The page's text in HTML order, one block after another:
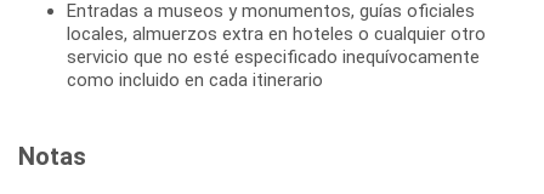
Entradas a museos y monumentos, guías oficiales
locales, almuerzos extra en hoteles o cualquier otro
servicio que no esté especificado inequívocamente
como incluido en cada itinerario
Notas